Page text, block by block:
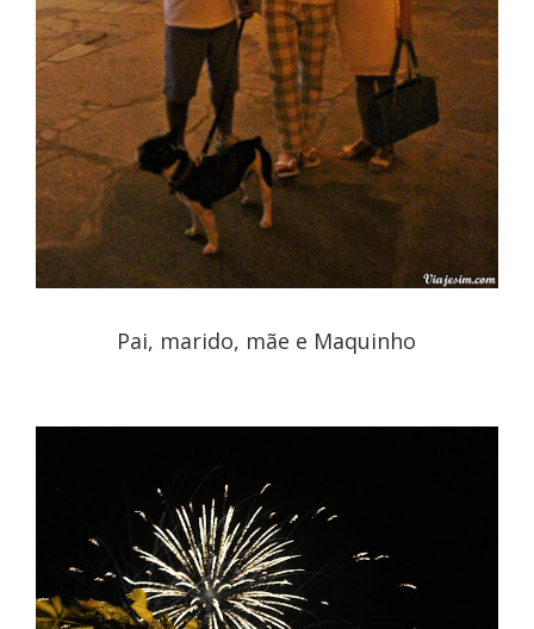
Pai, marido, mãe e Maquinho